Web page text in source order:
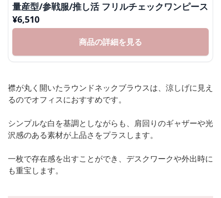
量産型/参戦服/推し活 フリルチェックワンピース
¥6,510
商品の詳細を見る
襟が丸く開いたラウンドネックブラウスは、涼しげに見え
るのでオフィスにおすすめです。
シンプルな白を基調としながらも、肩回りのギャザーや光
沢感のある素材が上品さをプラスします。
一枚で存在感を出すことができ、デスクワークや外出時に
も重宝します。